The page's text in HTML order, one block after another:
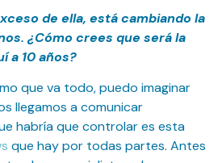
de ella, está cambiando la
¿Cómo crees que será la
a 10 años?
que va todo, puedo imaginar
llegamos a comunicar
habría que controlar es esta
que hay por todas partes. Antes